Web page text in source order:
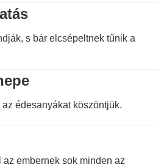
s bár elcsépeltnek tűnik a
édesanyákat köszöntjük.
embernek sok minden az